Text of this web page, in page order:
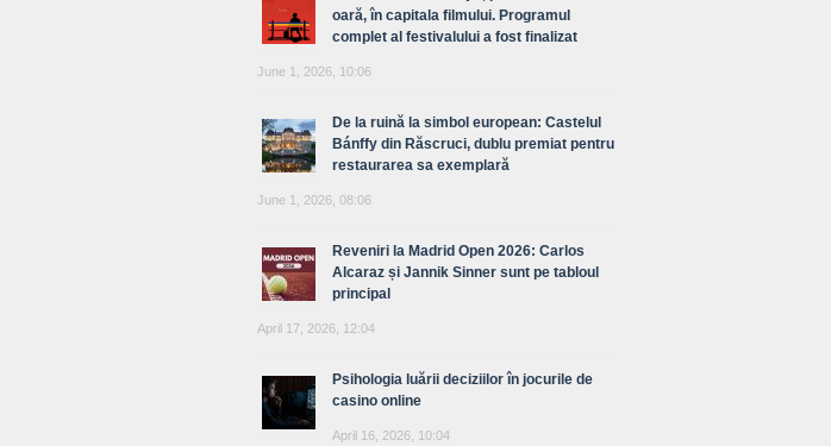
oară, în capitala filmului. Programul
complet al festivalului a fost finalizat
June 1, 2026, 10:06
De la ruină la simbol european: Castelul
Bánffy din Răscruci, dublu premiat pentru
restaurarea sa exemplară
June 1, 2026, 08:06
Reveniri la Madrid Open 2026: Carlos
Alcaraz și Jannik Sinner sunt pe tabloul
principal
April 17, 2026, 12:04
Psihologia luării deciziilor în jocurile de
casino online
April 16, 2026, 10:04